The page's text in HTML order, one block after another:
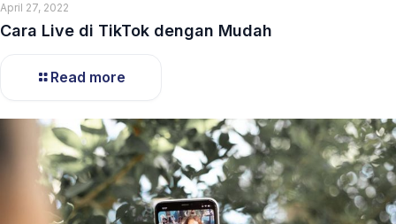
April 27, 2022
Cara Live di TikTok dengan Mudah
Read more